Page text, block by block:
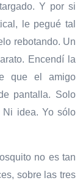
Y por si
le pegué tal
rebotando. Un
Encendí la
que el amigo
pantalla. Solo
Ni idea. Yo sólo
no es tan
sobre las tres